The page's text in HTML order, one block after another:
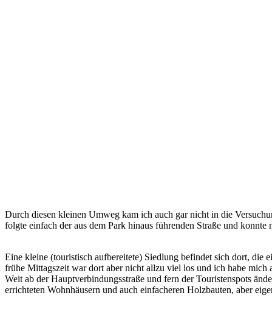
Durch diesen kleinen Umweg kam ich auch gar nicht in die
folgte einfach der aus dem Park hinaus führenden Straße und
Eine kleine (touristisch aufbereitete) Siedlung befindet sich dort, die
frühe Mittagszeit war dort aber nicht allzu viel los und ich habe mich
Weit ab der Hauptverbindungsstraße und fern der Touristenspots
errichteten Wohnhäusern und auch einfacheren Holzbauten, aber